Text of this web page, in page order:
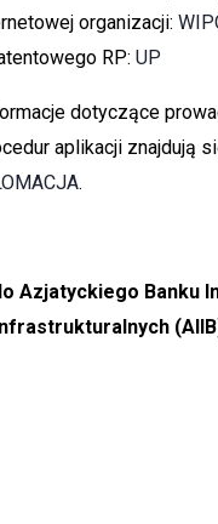
organizacji:
RP: UP
dotyczące
aplikacji znajdują
.
Azjatyckiego Banku